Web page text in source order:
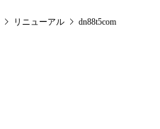
リニューアル dn88t5com